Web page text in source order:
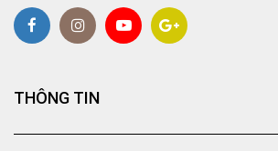
THÔNG TIN